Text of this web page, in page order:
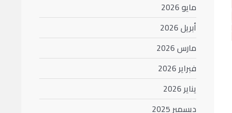
مايو 2026
أبريل 2026
مارس 2026
فبراير 2026
يناير 2026
ديسمبر 2025